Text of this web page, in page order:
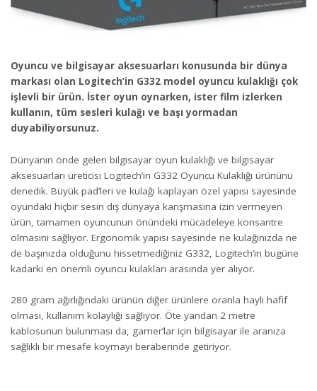
Oyuncu ve bilgisayar aksesuarları konusunda bir dünya
markası olan Logitech’in G332 model oyuncu kulaklığı çok
işlevli bir ürün. İster oyun oynarken, ister film izlerken
kullanın, tüm sesleri kulağı ve başı yormadan
duyabiliyorsunuz.
Dünyanın önde gelen bilgisayar oyun kulaklığı ve bilgisayar
aksesuarları üreticisi Logitech’in G332 Oyuncu Kulaklığı ürününü
denedik. Büyük pad’leri ve kulağı kaplayan özel yapısı sayesinde
oyundaki hiçbir sesin dış dünyaya karışmasına izin vermeyen
ürün, tamamen oyuncunun önündeki mücadeleye konsantre
olmasını sağlıyor. Ergonomik yapısı sayesinde ne kulağınızda ne
de başınızda olduğunu hissetmediğiniz G332, Logitech’in bugüne
kadarki en önemli oyuncu kulakları arasında yer alıyor.
280 gram ağırlığındaki ürünün diğer ürünlere oranla hayli hafif
olması, kullanım kolaylığı sağlıyor. Öte yandan 2 metre
kablosunun bulunması da, gamer’lar için bilgisayar ile aranıza
sağlıklı bir mesafe koymayı beraberinde getiriyor.